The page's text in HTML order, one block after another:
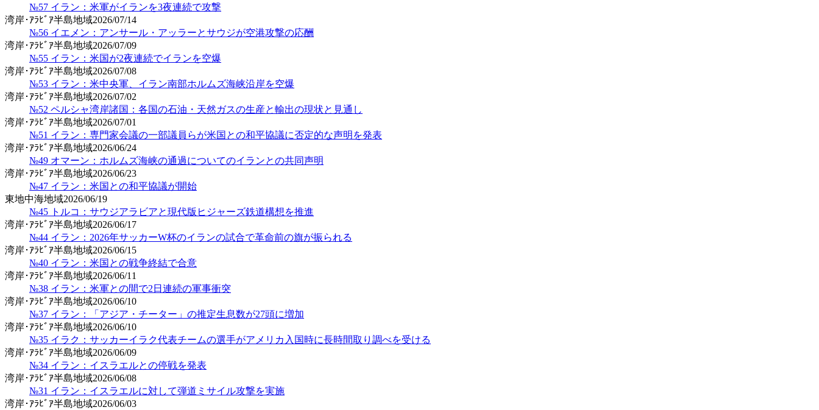
№57 イラン：米軍がイランを3夜連続で攻撃
湾岸･ｱﾗﾋﾞｱ半島地域2026/07/14
№56 イエメン：アンサール・アッラーとサウジが空港攻撃の応酬
湾岸･ｱﾗﾋﾞｱ半島地域2026/07/09
№55 イラン：米国が2夜連続でイランを空爆
湾岸･ｱﾗﾋﾞｱ半島地域2026/07/08
№53 イラン：米中央軍、イラン南部ホルムズ海峡沿岸を空爆
湾岸･ｱﾗﾋﾞｱ半島地域2026/07/02
№52 ペルシャ湾岸諸国：各国の石油・天然ガスの生産と輸出の現状と見通し
湾岸･ｱﾗﾋﾞｱ半島地域2026/07/01
№51 イラン：専門家会議の一部議員らが米国との和平協議に否定的な声明を発表
湾岸･ｱﾗﾋﾞｱ半島地域2026/06/24
№49 オマーン：ホルムズ海峡の通過についてのイランとの共同声明
湾岸･ｱﾗﾋﾞｱ半島地域2026/06/23
№47 イラン：米国との和平協議が開始
東地中海地域2026/06/19
№45 トルコ：サウジアラビアと現代版ヒジャーズ鉄道構想を推進
湾岸･ｱﾗﾋﾞｱ半島地域2026/06/17
№44 イラン：2026年サッカーW杯のイランの試合で革命前の旗が振られる
湾岸･ｱﾗﾋﾞｱ半島地域2026/06/15
№40 イラン：米国との戦争終結で合意
湾岸･ｱﾗﾋﾞｱ半島地域2026/06/11
№38 イラン：米軍との間で2日連続の軍事衝突
湾岸･ｱﾗﾋﾞｱ半島地域2026/06/10
№37 イラン：「アジア・チーター」の推定生息数が27頭に増加
湾岸･ｱﾗﾋﾞｱ半島地域2026/06/10
№35 イラク：サッカーイラク代表チームの選手がアメリカ入国時に長時間取り調べを受ける
湾岸･ｱﾗﾋﾞｱ半島地域2026/06/09
№34 イラン：イスラエルとの停戦を発表
湾岸･ｱﾗﾋﾞｱ半島地域2026/06/08
№31 イラン：イスラエルに対して弾道ミサイル攻撃を実施
湾岸･ｱﾗﾋﾞｱ半島地域2026/06/03